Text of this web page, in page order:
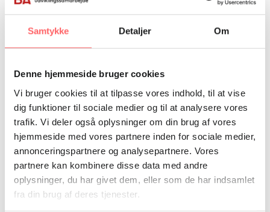
Samtykke Detaljer Om
Denne hjemmeside bruger cookies
Vi bruger cookies til at tilpasse vores indhold, til at vise
dig funktioner til sociale medier og til at analysere vores
trafik. Vi deler også oplysninger om din brug af vores
hjemmeside med vores partnere inden for sociale medier,
annonceringspartnere og analysepartnere. Vores
partnere kan kombinere disse data med andre
oplysninger, du har givet dem, eller som de har indsamlet
fra din brug af deres tjenester.
hendes eget liv.
”Selv om jeg bliver trist over at tænke på min livshistorie,
så vil jeg snakke om det, for det kan hjælpe andre. Min
ramt af AIDS. Min mand er også død. Han blev syg af
lægerne alligevel en dag, han var bevidstløs. Men det
var for sent.”
Minnetewab fortæller, hvordan lægerne overtalte hende
til at lade sig teste sammen med sin nulevende datter.
Datteren var negativ, men hun selv var positiv, og på
det tidspunkt alt for syg til at varetage sin familie alene.
Folk var bange for hende, og hun frygtede at blive